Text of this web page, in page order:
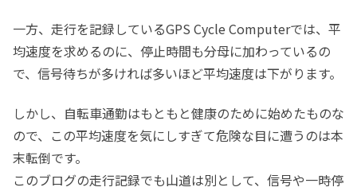
一方、走行を記録しているGPS Cycle Computerでは、平
均速度を求めるのに、停止時間も分母に加わっているの
で、信号待ちが多ければ多いほど平均速度は下がります。
しかし、自転車通勤はもともと健康のために始めたものな
ので、この平均速度を気にしすぎて危険な目に遭うのは本
末転倒です。
このブログの走行記録でも山道は別として、信号や一時停